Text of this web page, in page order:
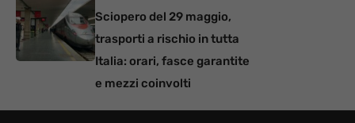
Sciopero del 29 maggio,
trasporti a rischio in tutta
Italia: orari, fasce garantite
e mezzi coinvolti